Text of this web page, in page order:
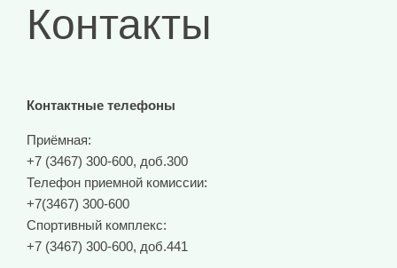
Контакты
Контактные телефоны
Приёмная:
+7 (3467) 300-600, доб.300
Телефон приемной комиссии:
+7(3467) 300-600
Спортивный комплекс:
+7 (3467) 300-600, доб.441